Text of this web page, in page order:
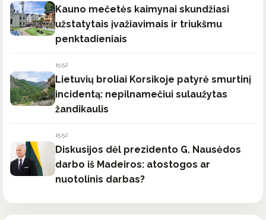
Kauno mečetės kaimynai skundžiasi
užstatytais įvažiavimais ir triukšmu
penktadieniais
15:52
Lietuvių broliai Korsikoje patyrė smurtinį
incidentą: nepilnamečiui sulaužytas
žandikaulis
15:52
Diskusijos dėl prezidento G. Nausėdos
darbo iš Madeiros: atostogos ar
nuotolinis darbas?